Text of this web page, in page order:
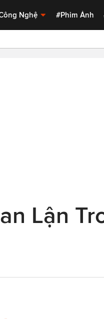
Nghệ #Phim Ảnh
Lận